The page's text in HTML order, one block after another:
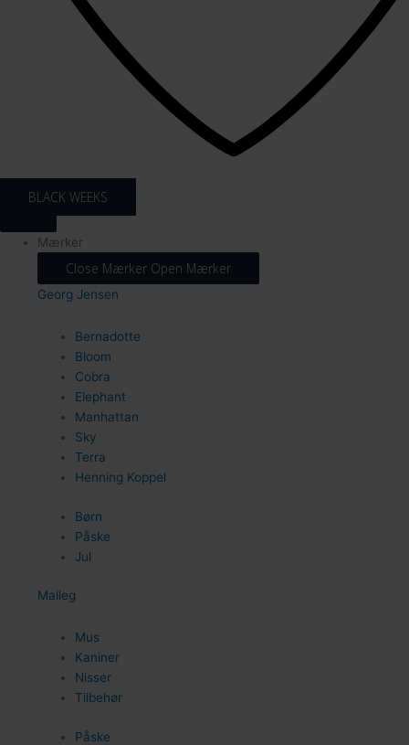
BLACK WEEKS
Mærker
Close Mærker Open Mærker
Georg Jensen
Bernadotte
Bloom
Cobra
Elephant
Manhattan
Sky
Terra
Henning Koppel
Børn
Påske
Jul
Maileg
Mus
Kaniner
Nisser
Tilbehør
Påske